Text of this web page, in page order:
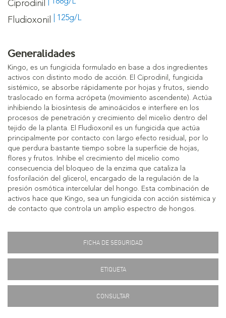
Ciprodinil
Fludioxonil | 125g/L
Generalidades
Kingo, es un fungicida formulado en base a dos ingredientes
activos con distinto modo de acción. El Ciprodinil, fungicida
sistémico, se absorbe rápidamente por hojas y frutos, siendo
traslocado en forma acrópeta (movimiento ascendente). Actúa
inhibiendo la biosíntesis de aminoácidos e interfiere en los
procesos de penetración y crecimiento del micelio dentro del
tejido de la planta. El Fludioxonil es un fungicida que actúa
principalmente por contacto con largo efecto residual, por lo
que perdura bastante tiempo sobre la superficie de hojas,
flores y frutos. Inhibe el crecimiento del micelio como
consecuencia del bloqueo de la enzima que cataliza la
fosforilación del glicerol, encargado de la regulación de la
presión osmótica intercelular del hongo. Esta combinación de
activos hace que Kingo, sea un fungicida con acción sistémica y
de contacto que controla un amplio espectro de hongos.
FICHA DE SEGURIDAD
ETIQUETA
CONSULTAR